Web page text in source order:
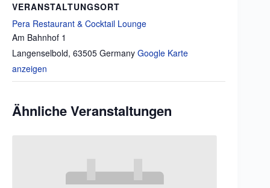
VERANSTALTUNGSORT
Pera Restaurant & Cocktail Lounge
Am Bahnhof 1
Langenselbold, 63505 Germany Google Karte
anzeigen
Ähnliche Veranstaltungen